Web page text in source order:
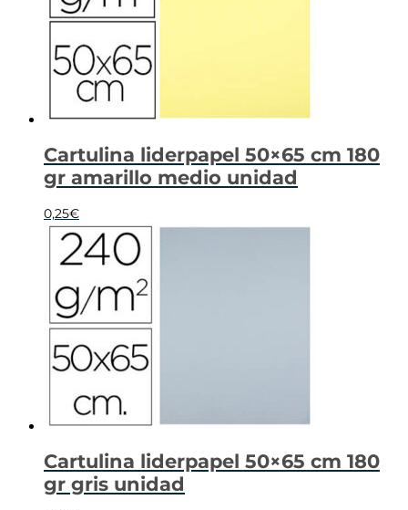
Cartulina liderpapel 50×65 cm 180
gr amarillo medio unidad
0,25€
Cartulina liderpapel 50×65 cm 180
gr gris unidad